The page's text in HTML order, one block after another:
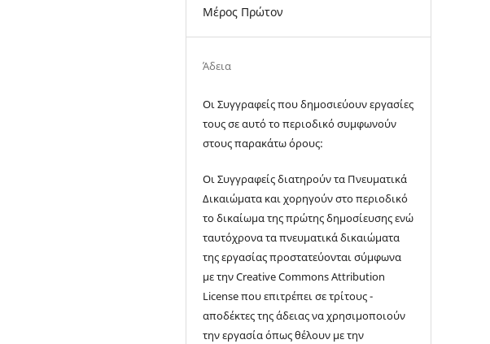
Μέρος Πρώτον
Άδεια
Οι Συγγραφείς που δημοσιεύουν εργασίες
τους σε αυτό το περιοδικό συμφωνούν
στους παρακάτω όρους:
Οι Συγγραφείς διατηρούν τα Πνευματικά
Δικαιώματα και χορηγούν στο περιοδικό
το δικαίωμα της πρώτης δημοσίευσης ενώ
ταυτόχρονα τα πνευματικά δικαιώματα
της εργασίας προστατεύονται σύμφωνα
με την Creative Commons Attribution
License που επιτρέπει σε τρίτους -
αποδέκτες της άδειας να χρησιμοποιούν
την εργασία όπως θέλουν με την